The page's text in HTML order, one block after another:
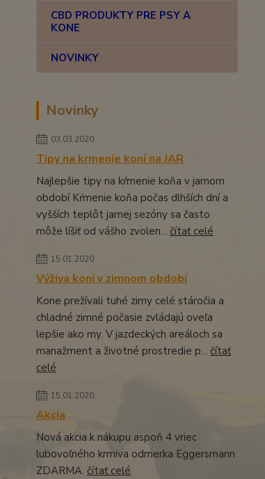
CBD PRODUKTY PRE PSY A
KONE
NOVINKY
Novinky
03.03.2020
Tipy na krmenie koní na JAR
Najlepšie tipy na kŕmenie koňa v jarnom
období Kŕmenie koňa počas dlhších dní a
vyšších teplôt jarnej sezóny sa často
môže líšiť od vášho zvolen... čítať celé
15.01.2020
Výživa koní v zimnom období
Kone prežívali tuhé zimy celé stáročia a
chladné zimné počasie zvládajú oveľa
lepšie ako my. V jazdeckých areáloch sa
manažment a životné prostredie p... čítať
celé
15.01.2020
Akcia
Nová akcia k nákupu aspoň 4 vriec
lubovoľného krmiva odmerka Eggersmann
ZDARMA. čítať celé